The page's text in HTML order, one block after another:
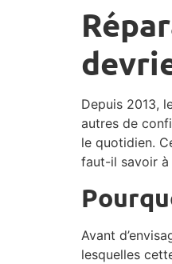
Depuis 2013,
autres de
le quotidien.
faut-il savoir à
Avant
lesquelles